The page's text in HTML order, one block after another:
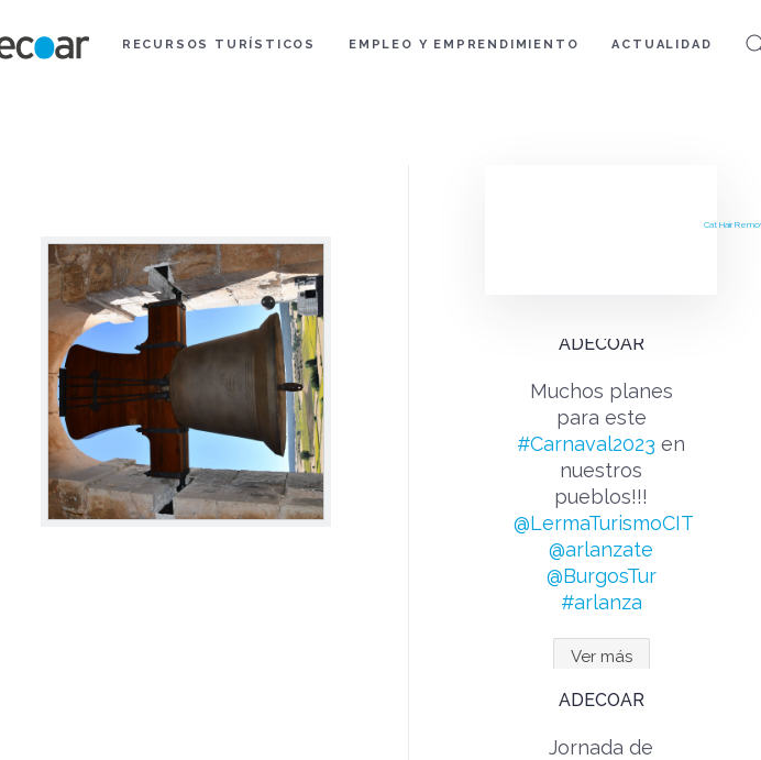
RECURSOS TURÍSTICOS EMPLEO Y EMPRENDIMIENTO ACTUALIDAD
Cat Hair
ADECOAR
Muchos planes
para este
#Carnaval2023 en
nuestros
pueblos!!!
@LermaTurismoCIT
@arlanzate
@BurgosTur
#arlanza
Ver más
ADECOAR
Jornada de